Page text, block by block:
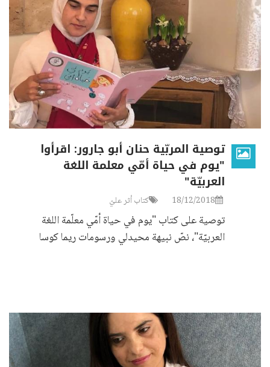
توصية المربّية حنان أبو جارور: اقرأوا
"يوم في حياة أمّي معلمة اللغة
العربيّة"
18/12/2018 كتاب أثر عليّ
توصية على كتاب "يوم في حياة أمّي معلّمة اللغة
العربيّة"، نصّ نبيهة محيدلي ورسومات ريما كوسا